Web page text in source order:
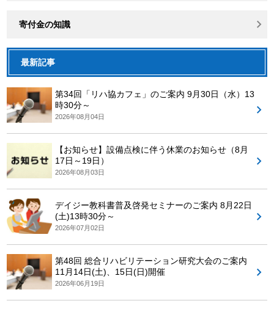
寄付金の知識
最新記事
第34回「リハ協カフェ」のご案内 9月30日（水）13
時30分～
2026年08月04日
【お知らせ】設備点検に伴う休業のお知らせ（8月
17日～19日）
2026年08月03日
デイジー教科書普及啓発セミナーのご案内 8月22日
(土)13時30分～
2026年07月02日
第48回 総合リハビリテーション研究大会のご案内
11月14日(土)、15日(日)開催
2026年06月19日